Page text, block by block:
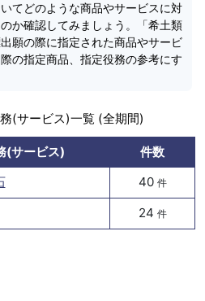
てどのような商品やサービスに対
か確認してみましょう。「希土類
願の際に指定された商品やサービ
の指定商品、指定役務の参考にす
(サービス)一覧 (全期間)
(サービス)
件数
40 件
24 件